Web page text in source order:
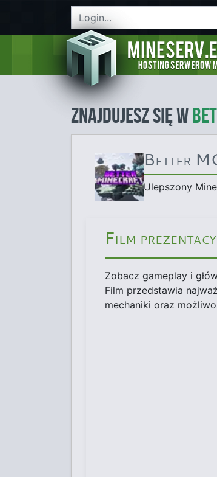
Znajdujesz się w
Better
Ulepszony
Film
Zobacz gameplay i
Film przedstawia
mechaniki oraz